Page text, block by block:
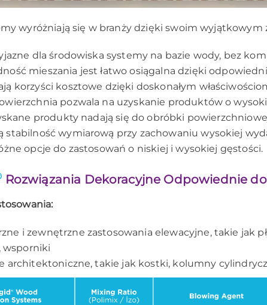
wyróżniają się w branży dzięki swoim wyjątkowym
dla środowiska systemy na bazie wody, bez
mieszania jest łatwo osiągalna dzięki
korzyści kosztowe dzięki doskonałym
pozwala na uzyskanie produktów o
produkty nadają się do obróbki
stabilność wymiarową przy zachowaniu wysokiej
opcje do zastosowań o niskiej i wysokiej gęstości.
Rozwiązania Dekoracyjne Odpowiednie
i zewnętrzne zastosowania elewacyjne, takie jak
wsporniki
architektoniczne, takie jak kostki, kolumny